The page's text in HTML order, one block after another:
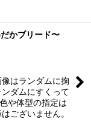
かブリード〜
はランダムに掬
ダムにすくって
や体型の指定は
ございません。